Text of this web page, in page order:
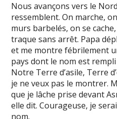
Nous avançons vers le
ressemblent. On marche,
murs barbelés, on se
traque sans arrêt. Papa
et me montre fébrilement
pays dont le nom est rempli
Notre Terre d’asile, Terre
je ne veux pas le montrer.
que je lâche prise devant
elle dit. Courageuse, je
nom.